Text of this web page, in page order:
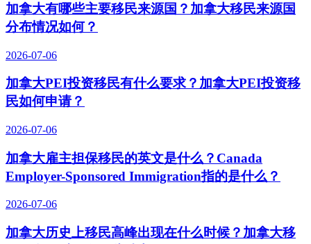
加拿大有哪些主要移民来源国？加拿大移民来源国
分布情况如何？
2026-07-06
加拿大PEI投资移民有什么要求？加拿大PEI投资移
民如何申请？
2026-07-06
加拿大雇主担保移民的英文是什么？Canada
Employer-Sponsored Immigration指的是什么？
2026-07-06
加拿大历史上移民高峰出现在什么时候？加拿大移